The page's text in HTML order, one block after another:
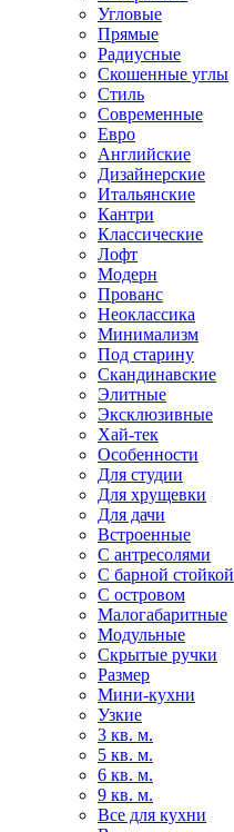
Угловые
Прямые
Радиусные
Скошенные углы
Стиль
Современные
Евро
Английские
Дизайнерские
Итальянские
Кантри
Классические
Лофт
Модерн
Прованс
Неоклассика
Минимализм
Под старину
Скандинавские
Элитные
Эксклюзивные
Хай-тек
Особенности
Для студии
Для хрущевки
Для дачи
Встроенные
С антресолями
С барной стойкой
С островом
Малогабаритные
Модульные
Скрытые ручки
Размер
Мини-кухни
Узкие
3 кв. м.
5 кв. м.
6 кв. м.
9 кв. м.
Все для кухни